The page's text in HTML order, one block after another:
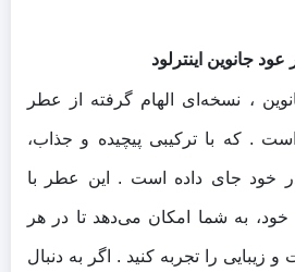
جانوین اینترلود
، نسخه‌ای الهام گرفته از عطر
است . که با ترکیبی پیچیده و جذاب،
خود جای داده است . این عطر با
به شما امکان می‌دهد تا در هر
را تجربه کنید . اگر به دنبال